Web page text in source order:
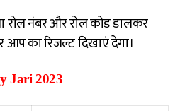
नंबर और रोल कोड डालकर
का रिजल्ट दिखाएं देगा।
Jari 2023